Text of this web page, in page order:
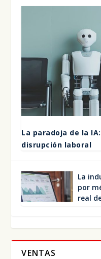
La para­do­ja de la
dis­rup­ción labo­ral
La
por
real
VENTAS